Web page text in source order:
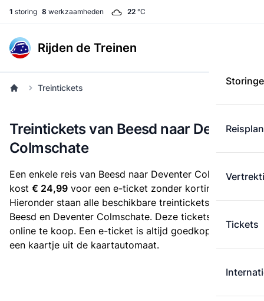
1 storing 8 werkzaamheden 22 °C
Rijden de Treinen
Tickets
Treintickets
Treintickets van Beesd naar Deventer
Colmschate
Een enkele reis van Beesd naar Deventer Colmschate
kost € 24,99 voor een e-ticket zonder korting.
Hieronder staan alle beschikbare treintickets tussen
Beesd en Deventer Colmschate. Deze tickets zijn
online te koop. Een e-ticket is altijd goedkoper dan
een kaartje uit de kaartautomaat.